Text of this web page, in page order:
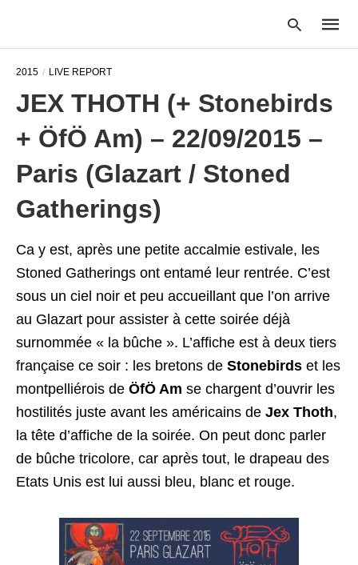
your
2015 LIVE REPORT
JEX THOTH (+ Stonebirds
+ ÖfÖ Am) – 22/09/2015 –
Paris (Glazart / Stoned
Gatherings)
Ca y est, après une petite accalmie estivale, les
Stoned Gatherings ont entamé leur rentrée. C’est
sous un ciel noir et peu accueillant que l’on arrive
au Glazart pour assister à cette soirée déjà
surnommée « la bûche ». L’affiche est à deux tiers
française ce soir : les bretons de Stonebirds et les
montpelliérois de ÖfÖ Am se chargent d’ouvrir les
hostilités juste avant les américains de Jex Thoth,
la tête d’affiche de la soirée. On peut donc parler
de bûche tricolore, car après tout, le drapeau des
Etats Unis est lui aussi bleu, blanc et rouge.